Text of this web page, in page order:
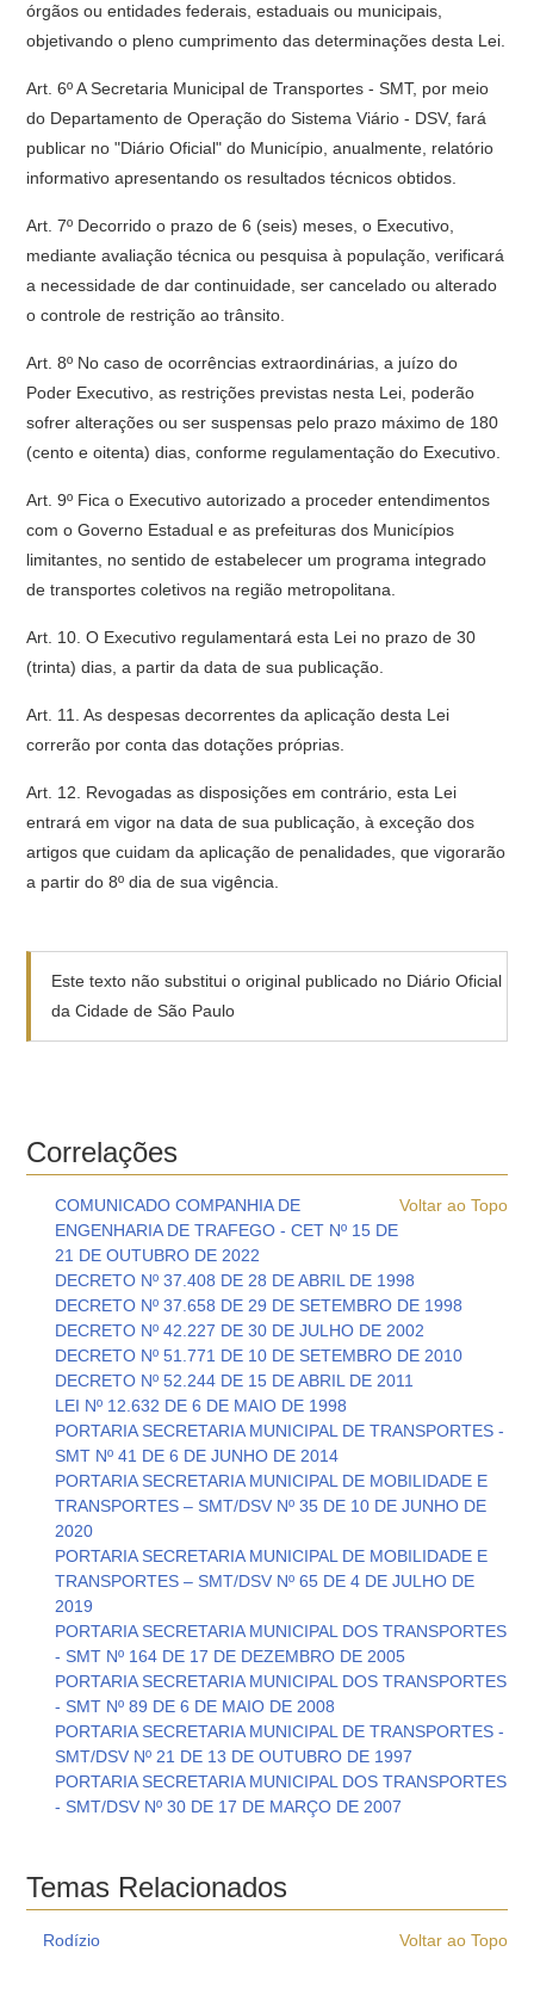
órgãos ou entidades federais, estaduais ou municipais,
objetivando o pleno cumprimento das determinações desta Lei.
Art. 6º A Secretaria Municipal de Transportes - SMT, por meio
do Departamento de Operação do Sistema Viário - DSV, fará
publicar no "Diário Oficial" do Município, anualmente, relatório
informativo apresentando os resultados técnicos obtidos.
Art. 7º Decorrido o prazo de 6 (seis) meses, o Executivo,
mediante avaliação técnica ou pesquisa à população, verificará
a necessidade de dar continuidade, ser cancelado ou alterado
o controle de restrição ao trânsito.
Art. 8º No caso de ocorrências extraordinárias, a juízo do
Poder Executivo, as restrições previstas nesta Lei, poderão
sofrer alterações ou ser suspensas pelo prazo máximo de 180
(cento e oitenta) dias, conforme regulamentação do Executivo.
Art. 9º Fica o Executivo autorizado a proceder entendimentos
com o Governo Estadual e as prefeituras dos Municípios
limitantes, no sentido de estabelecer um programa integrado
de transportes coletivos na região metropolitana.
Art. 10. O Executivo regulamentará esta Lei no prazo de 30
(trinta) dias, a partir da data de sua publicação.
Art. 11. As despesas decorrentes da aplicação desta Lei
correrão por conta das dotações próprias.
Art. 12. Revogadas as disposições em contrário, esta Lei
entrará em vigor na data de sua publicação, à exceção dos
artigos que cuidam da aplicação de penalidades, que vigorarão
a partir do 8º dia de sua vigência.
Este texto não substitui o original publicado no Diário Oficial
da Cidade de São Paulo
Correlações
Voltar ao Topo
COMUNICADO COMPANHIA DE
ENGENHARIA DE TRAFEGO - CET Nº 15 DE
21 DE OUTUBRO DE 2022
DECRETO Nº 37.408 DE 28 DE ABRIL DE 1998
DECRETO Nº 37.658 DE 29 DE SETEMBRO DE 1998
DECRETO Nº 42.227 DE 30 DE JULHO DE 2002
DECRETO Nº 51.771 DE 10 DE SETEMBRO DE 2010
DECRETO Nº 52.244 DE 15 DE ABRIL DE 2011
LEI Nº 12.632 DE 6 DE MAIO DE 1998
PORTARIA SECRETARIA MUNICIPAL DE TRANSPORTES -
SMT Nº 41 DE 6 DE JUNHO DE 2014
PORTARIA SECRETARIA MUNICIPAL DE MOBILIDADE E
TRANSPORTES – SMT/DSV Nº 35 DE 10 DE JUNHO DE
2020
PORTARIA SECRETARIA MUNICIPAL DE MOBILIDADE E
TRANSPORTES – SMT/DSV Nº 65 DE 4 DE JULHO DE
2019
PORTARIA SECRETARIA MUNICIPAL DOS TRANSPORTES
- SMT Nº 164 DE 17 DE DEZEMBRO DE 2005
PORTARIA SECRETARIA MUNICIPAL DOS TRANSPORTES
- SMT Nº 89 DE 6 DE MAIO DE 2008
PORTARIA SECRETARIA MUNICIPAL DE TRANSPORTES -
SMT/DSV Nº 21 DE 13 DE OUTUBRO DE 1997
PORTARIA SECRETARIA MUNICIPAL DOS TRANSPORTES
- SMT/DSV Nº 30 DE 17 DE MARÇO DE 2007
Temas Relacionados
Voltar ao Topo
Rodízio